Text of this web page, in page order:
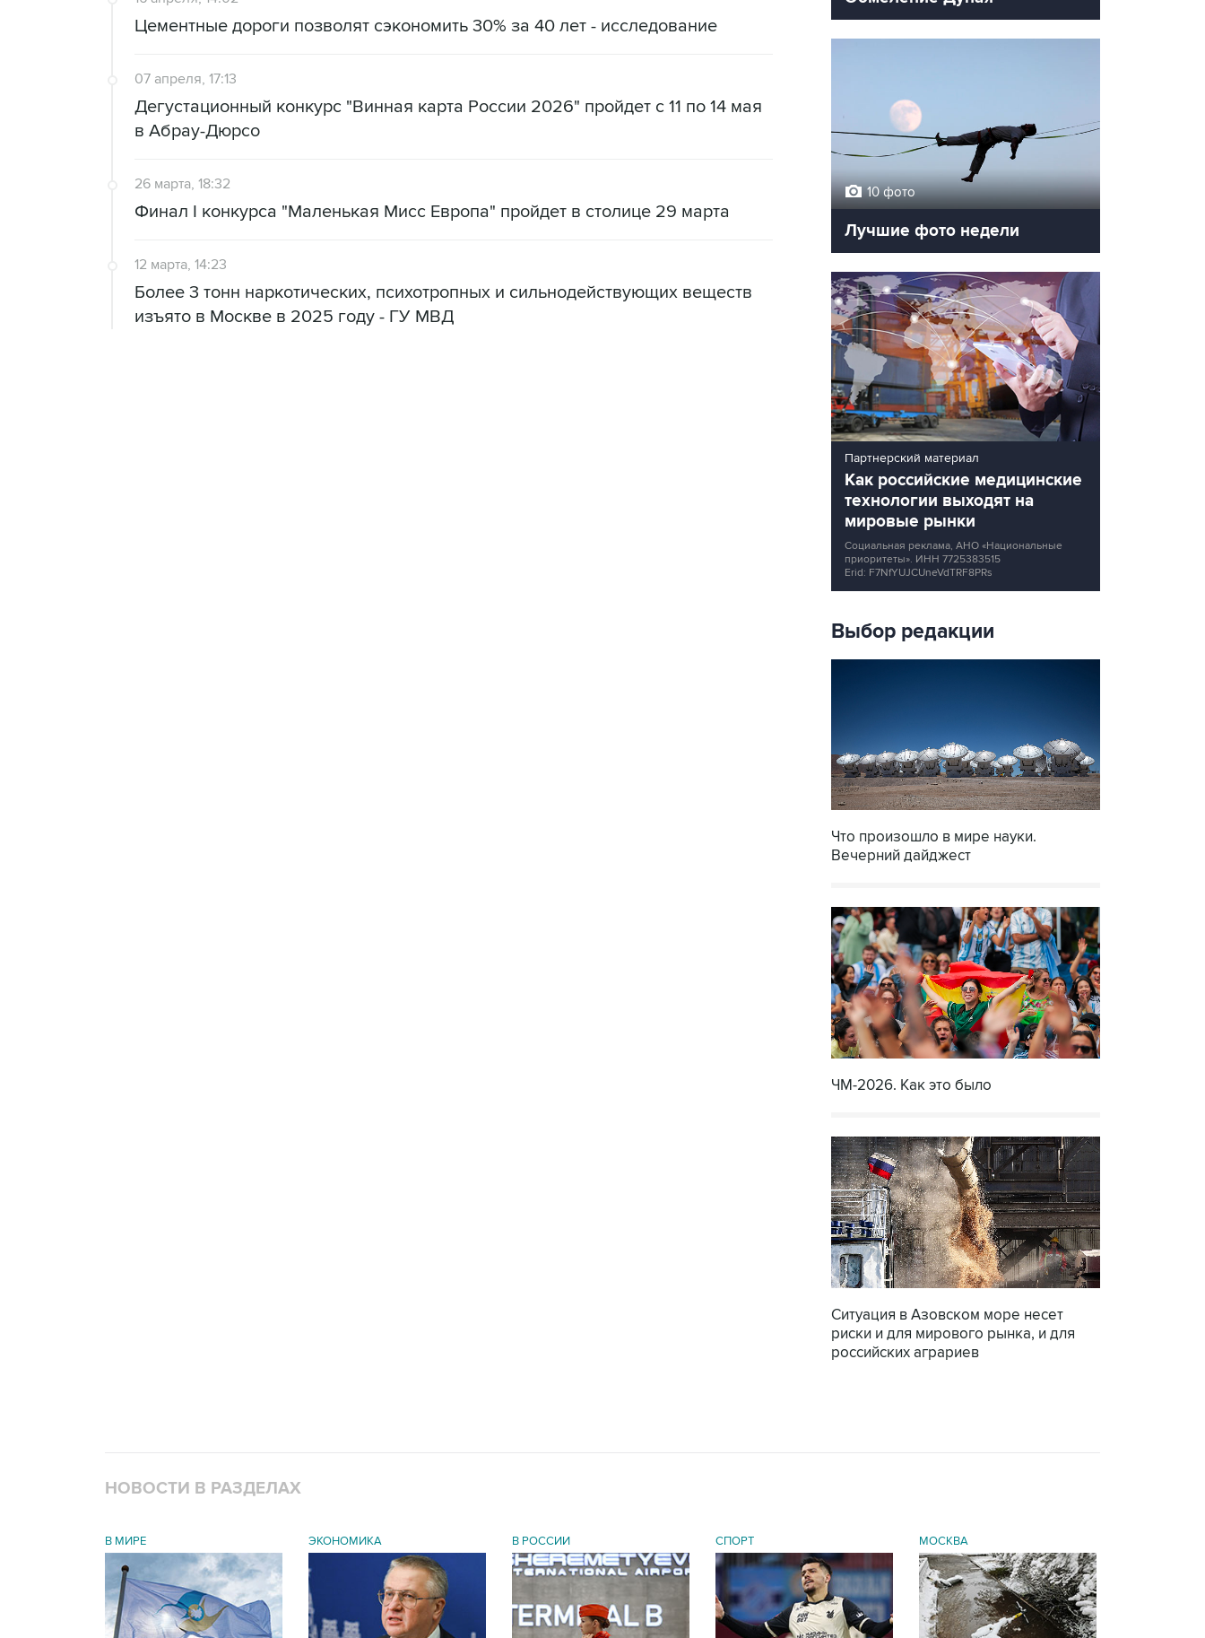
Цементные дороги позволят сэкономить 30% за 40 лет - исследование
07 апреля, 17:13
Дегустационный конкурс "Винная карта России 2026" пройдет с 11 по 14 мая
в Абрау-Дюрсо
26 марта, 18:32
Финал I конкурса "Маленькая Мисс Европа" пройдет в столице 29 марта
12 марта, 14:23
Более 3 тонн наркотических, психотропных и сильнодействующих веществ
изъято в Москве в 2025 году - ГУ МВД
10 фото
Лучшие фото недели
Партнерский материал
Как российские медицинские
технологии выходят на
мировые рынки
Социальная реклама, АНО «Национальные
приоритеты». ИНН 7725383515
Erid: F7NfYUJCUneVdTRF8PRs
Выбор редакции
Что произошло в мире науки.
Вечерний дайджест
ЧМ-2026. Как это было
Ситуация в Азовском море несет
риски и для мирового рынка, и для
российских аграриев
НОВОСТИ В РАЗДЕЛАХ
В МИРЕ ЭКОНОМИКА В РОССИИ СПОРТ МОСКВА